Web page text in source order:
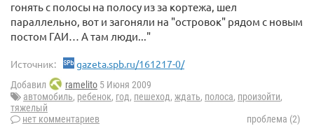
гонять с полосы на полосу из за кортежа, шел
параллельно, вот и загоняли на "островок" рядом с новым
постом ГАИ… А там люди..."
Источник: gazeta.spb.ru/161217-0/
Добавил ramelito 5 Июня 2009
автомобиль, ребенок, год, пешеход, ждать, полоса, произойти,
тяжелый
нет комментариев
проблема (2)